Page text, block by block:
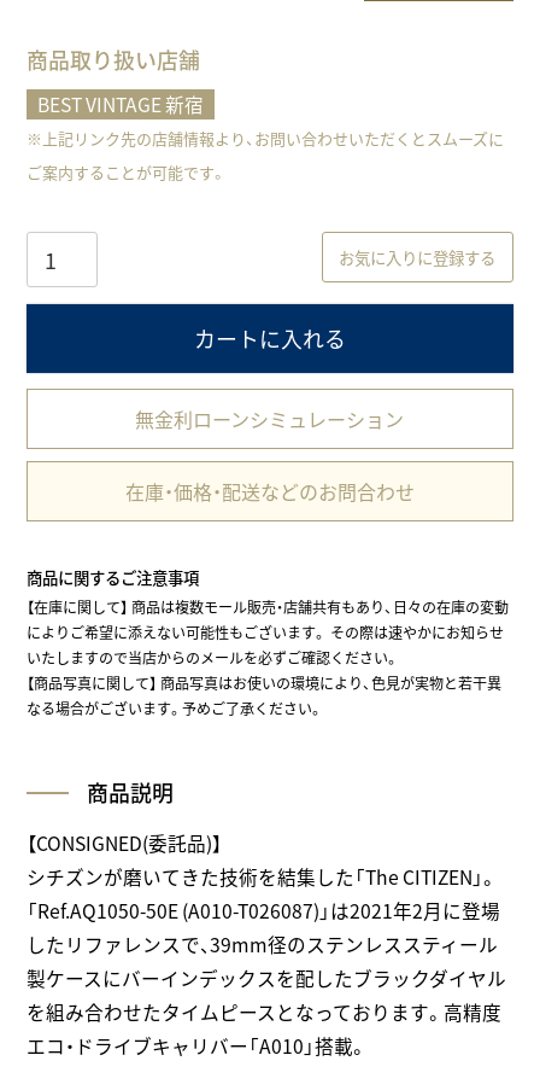
商品取り扱い店舗
BEST VINTAGE 新宿
※上記リンク先の店舗情報より、お問い合わせいただくとスムーズに
ご案内することが可能です。
お気に入りに登録する
カートに入れる
無金利ローンシミュレーション
在庫・価格・配送などのお問合わせ
商品に関するご注意事項
【在庫に関して】 商品は複数モール販売・店舗共有もあり、日々の在庫の変動
によりご希望に添えない可能性もございます。 その際は速やかにお知らせ
いたしますので当店からのメールを必ずご確認ください。
【商品写真に関して】 商品写真はお使いの環境により、色見が実物と若干異
なる場合がございます。予めご了承ください。
商品説明
【CONSIGNED(委託品)】
シチズンが磨いてきた技術を結集した「The CITIZEN」。
「Ref.AQ1050-50E (A010-T026087)」は2021年2月に登場
したリファレンスで、39mm径のステンレススティール
製ケースにバーインデックスを配したブラックダイヤル
を組み合わせたタイムピースとなっております。高精度
エコ・ドライブキャリバー「A010」搭載。